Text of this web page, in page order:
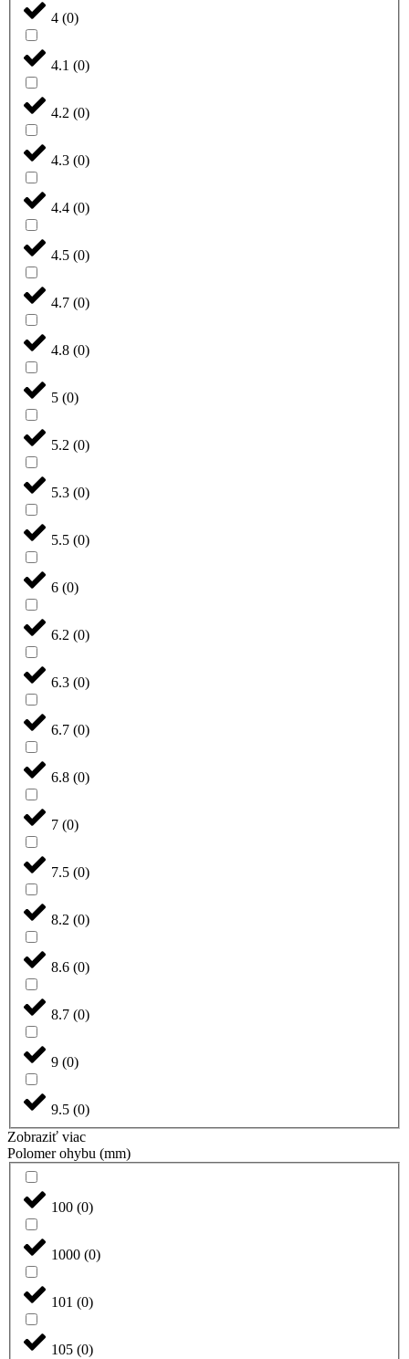
4 (0)
4.1 (0)
4.2 (0)
4.3 (0)
4.4 (0)
4.5 (0)
4.7 (0)
4.8 (0)
5 (0)
5.2 (0)
5.3 (0)
5.5 (0)
6 (0)
6.2 (0)
6.3 (0)
6.7 (0)
6.8 (0)
7 (0)
7.5 (0)
8.2 (0)
8.6 (0)
8.7 (0)
9 (0)
9.5 (0)
Zobraziť viac
Polomer ohybu (mm)
100 (0)
1000 (0)
101 (0)
105 (0)